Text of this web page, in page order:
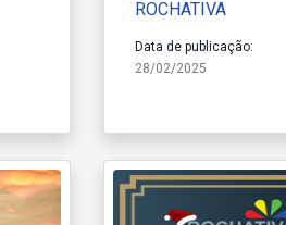
ROCHATIVA
Data de publicação:
28/02/2025